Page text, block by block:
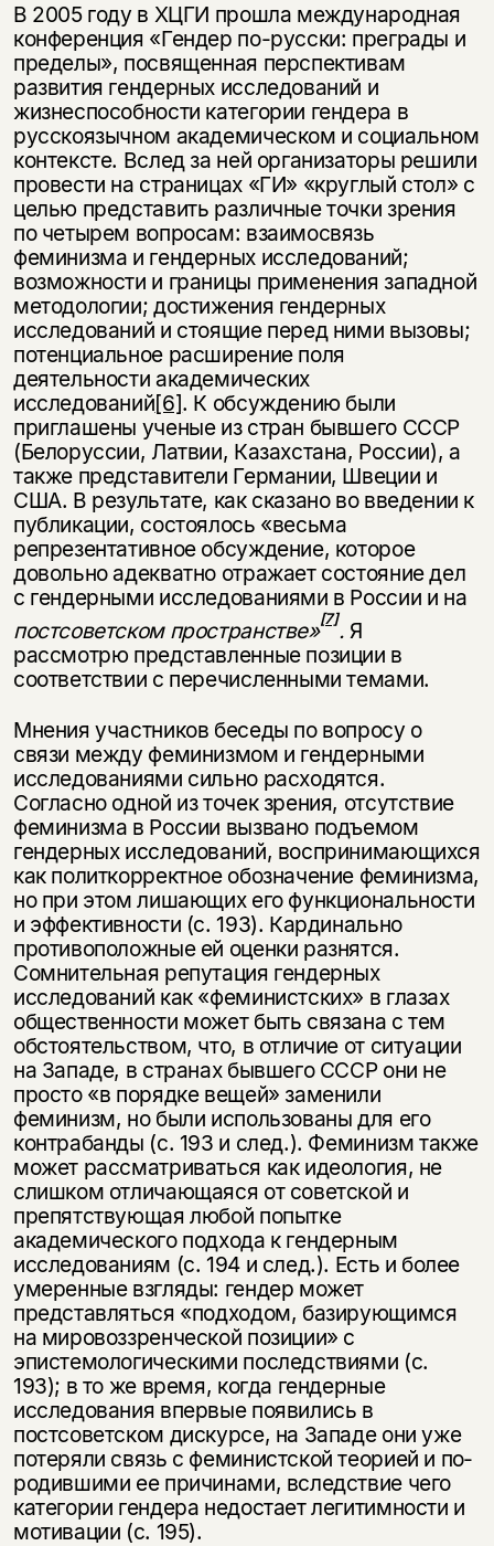
В 2005 году в ХЦГИ прошла международная
конференция «Гендер по-русски: преграды и
пределы», посвященная перспективам
развития гендерных исследований и
жизнеспособности категории гендера в
русскоязычном академическом и социальном
контексте. Вслед за ней организаторы решили
провести на страницах «ГИ» «круглый стол» с
целью представить различные точки зрения
по четырем вопросам: взаимосвязь
феминизма и гендерных исследований;
возможности и границы применения западной
методологии; достижения гендерных
исследований и стоящие перед ними вызовы;
потен­циальное расширение поля
деятельности академических
исследований[6]. К обсуждению были
приглашены ученые из стран бывшего СССР
(Белорус­сии, Латвии, Казахстана, России), а
также представители Германии, Швеции и
США. В результате, как сказано во введении к
публикации, состоялось «весьма
репрезентативное обсуждение, которое
довольно адекватно отражает состояние дел
с гендерными исследованиями в России и на
постсоветском пространстве»[7]. Я
рассмотрю представленные позиции в
соответствии с пе­речисленными темами.
Мнения участников беседы по вопросу о
связи между феминизмом и гендерными
исследованиями сильно расходятся.
Согласно одной из точек зре­ния, отсутствие
феминизма в России вызвано подъемом
гендерных исследований, воспринимающихся
как политкорректное обозначение феминизма,
но при этом лишающих его функциональности
и эффективности (с. 193). Кар­динально
противоположные ей оценки разнятся.
Сомнительная репутация гендерных
исследований как «феминистских» в глазах
общественности мо­жет быть связана с тем
обстоятельством, что, в отличие от ситуации
на За­паде, в странах бывшего СССР они не
просто «в порядке вещей» заменили
феминизм, но были использованы для его
контрабанды (с. 193 и след.). Фе­минизм также
может рассматриваться как идеология, не
слишком отличаю­щаяся от советской и
препятствующая любой попытке
академического под­хода к гендерным
исследованиям (с. 194 и след.). Есть и более
умеренные взгляды: гендер может
представляться «подходом, базирующимся
на миро­воззренческой позиции» с
эпистемологическими последствиями (с.
193); в то же время, когда гендерные
исследования впервые появились в
постсоветском дискурсе, на Западе они уже
потеряли связь с феминистской теорией и по­
родившими ее причинами, вследствие чего
категории гендера недостает ле­гитимности и
мотивации (с. 195).